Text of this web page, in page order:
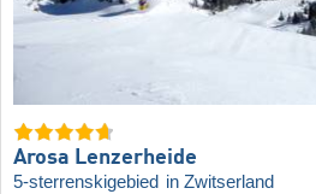
Arosa Lenzerheide
5-sterrenskigebied in Zwitserland